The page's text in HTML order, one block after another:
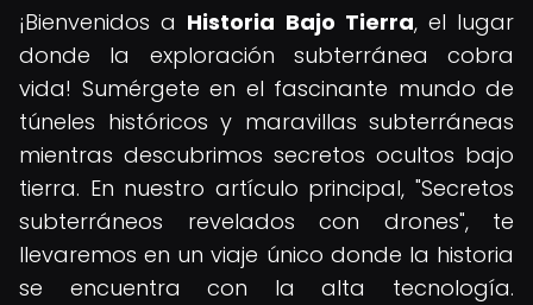
¡Bienvenidos a Historia Bajo Tierra, el lugar
donde la exploración subterránea cobra
vida! Sumérgete en el fascinante mundo de
túneles históricos y maravillas subterráneas
mientras descubrimos secretos ocultos bajo
tierra. En nuestro artículo principal, "Secretos
subterráneos revelados con drones", te
llevaremos en un viaje único donde la historia
se encuentra con la alta tecnología.